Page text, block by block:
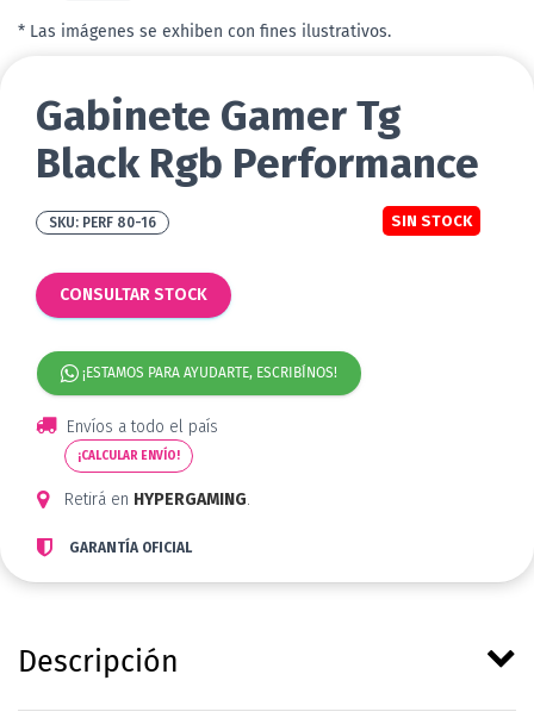
* Las imágenes se exhiben con fines ilustrativos.
Gabinete Gamer Tg
Black Rgb Performance
PERF 80-16 SIN STOCK
CONSULTAR STOCK
¡ESTAMOS PARA AYUDARTE, ESCRIBÍNOS!
Envíos a todo el país
¡CALCULAR ENVÍO!
Retirá en HYPERGAMING.
GARANTÍA OFICIAL
Descripción